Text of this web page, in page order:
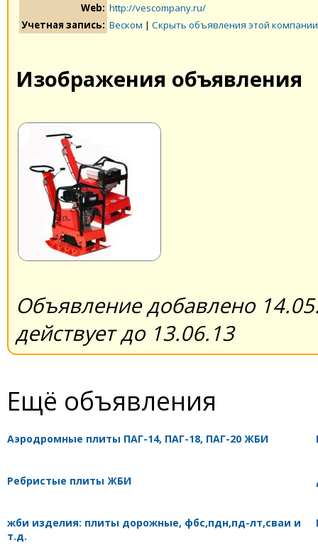
Web: http://vescompany.ru/
Учетная запись: Веском | Скрыть объявления этой компании
Изображения объявления
Объявление добавлено
действует до 13.06.13
Ещё объявления
Аэродромные плиты ПАГ-14, ПАГ-18, ПАГ-20 ЖБИ
Ребристые плиты ЖБИ
жби изделия: плиты дорожные, фбс,пдн,пд-лт,сваи и
т.д.